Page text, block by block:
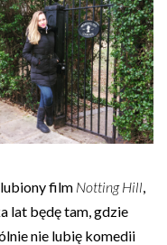
film Notting Hill
lat będę tam, gdzie
nie lubię komedii